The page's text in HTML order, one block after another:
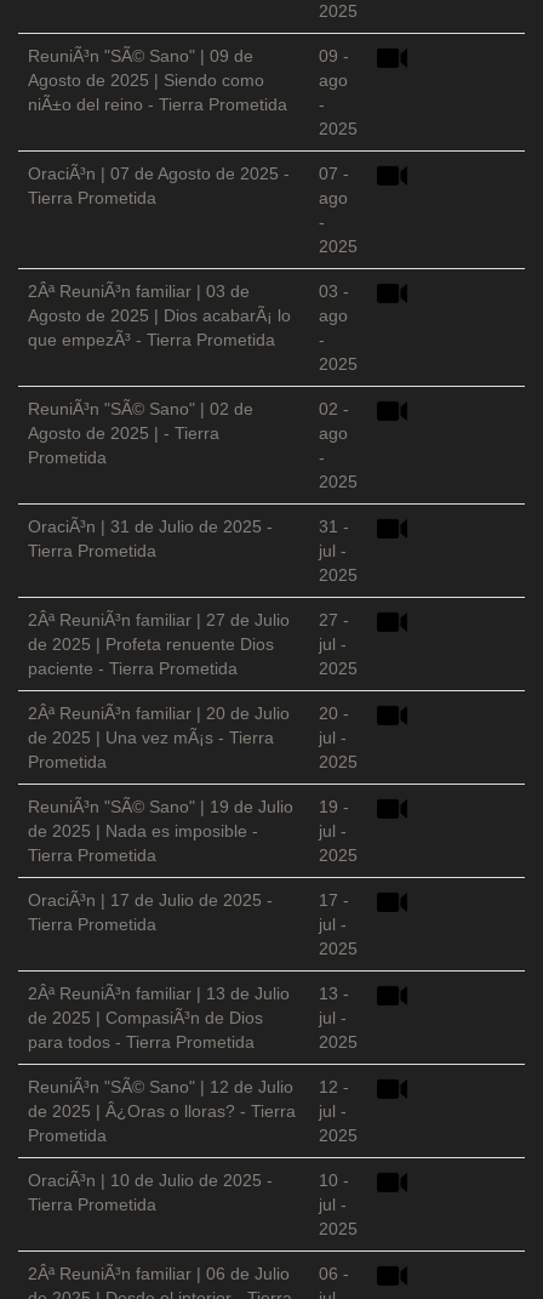
2025
ReuniÃ³n "SÃ© Sano" | 09 de
Agosto de 2025 | Siendo como
niÃ±o del reino - Tierra Prometida
09 -
ago
-
2025
OraciÃ³n | 07 de Agosto de 2025 -
Tierra Prometida
07 -
ago
-
2025
2Âª ReuniÃ³n familiar | 03 de
Agosto de 2025 | Dios acabarÃ¡ lo
que empezÃ³ - Tierra Prometida
03 -
ago
-
2025
ReuniÃ³n "SÃ© Sano" | 02 de
Agosto de 2025 | - Tierra
Prometida
02 -
ago
-
2025
OraciÃ³n | 31 de Julio de 2025 -
Tierra Prometida
31 -
jul -
2025
2Âª ReuniÃ³n familiar | 27 de Julio
de 2025 | Profeta renuente Dios
paciente - Tierra Prometida
27 -
jul -
2025
2Âª ReuniÃ³n familiar | 20 de Julio
de 2025 | Una vez mÃ¡s - Tierra
Prometida
20 -
jul -
2025
ReuniÃ³n "SÃ© Sano" | 19 de Julio
de 2025 | Nada es imposible -
Tierra Prometida
19 -
jul -
2025
OraciÃ³n | 17 de Julio de 2025 -
Tierra Prometida
17 -
jul -
2025
2Âª ReuniÃ³n familiar | 13 de Julio
de 2025 | CompasiÃ³n de Dios
para todos - Tierra Prometida
13 -
jul -
2025
ReuniÃ³n "SÃ© Sano" | 12 de Julio
de 2025 | Â¿Oras o lloras? - Tierra
Prometida
12 -
jul -
2025
OraciÃ³n | 10 de Julio de 2025 -
Tierra Prometida
10 -
jul -
2025
2Âª ReuniÃ³n familiar | 06 de Julio
06 -